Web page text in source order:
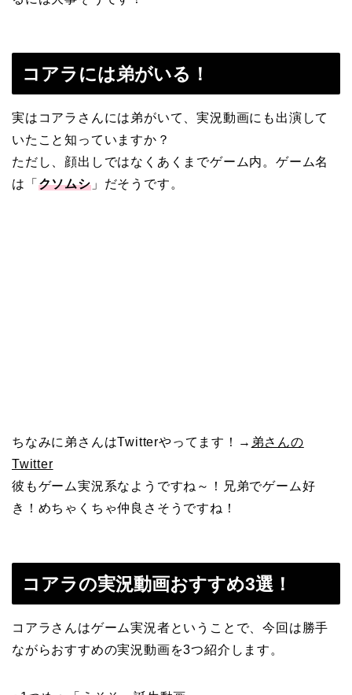
コアラには弟がいる！
実はコアラさんには弟がいて、実況動画にも出演して
いたこと知っていますか？
ただし、顔出しではなくあくまでゲーム内。ゲーム名
は「 クソムシ」だそうです。
ちなみに弟さんはTwitterやってます！→ 弟さんの
Twitter
彼もゲーム実況系なようですね～！兄弟でゲーム好
き！めちゃくちゃ仲良さそうですね！
コアラの実況動画おすすめ3選！
コアラさんはゲーム実況者ということで、今回は勝手
ながらおすすめの実況動画を3つ紹介します。